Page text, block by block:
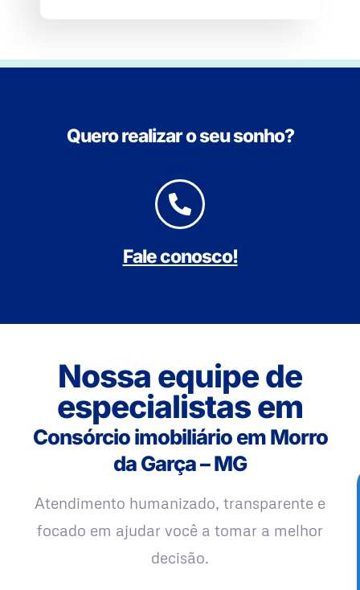
Quero realizar o seu sonho?
Fale conosco!
Nossa equipe de
especialistas em
Consórcio imobiliário em Morro
da Garça – MG
Atendimento humanizado, transparente e
focado em ajudar você a tomar a melhor
decisão.